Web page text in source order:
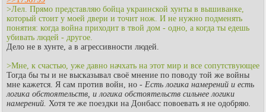
>Лел. Прямо представляю бойца украинской хунты в вышиванке,
который стоит у моей двери и точит нож. И не нужно подменять
понятия: когда война приходит в твой дом - одно, а когда ты едешь
убивать людей - другое.
Дело не в хунте, а в агрессивности людей.
>Мне, к счастью, уже давно начхать на этот мир и все сопутствующее
Тогда бы ты и не высказывал своё мнение по поводу той же войны
мне кажется. Я сам против войн, но - Есть логика намерений и есть
логика обстоятельств, и логика обстоятельств сильнее логики
намерений. Хотя те же поездки на Донбасс повоевать я не одобряю.